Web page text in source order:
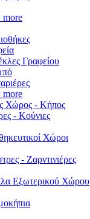
more
Γραφείου
more
Χώρος - Κήπος
- Κούνιες
Χώροι
- Ζαρντινιέρες
Εξωτερικού Χώρου